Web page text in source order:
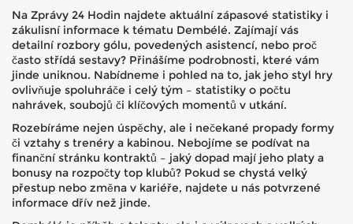
Na Zprávy 24 Hodin najdete aktuální zápasové statistiky i
zákulisní informace k tématu Dembélé. Zajímají vás
detailní rozbory gólu, povedených asistencí, nebo proč
často střídá sestavy? Přinášíme podrobnosti, které vám
jinde uniknou. Nabídneme i pohled na to, jak jeho styl hry
ovlivňuje spoluhráče i celý tým – statistiky o počtu
nahrávek, soubojů či klíčových momentů v utkání.
Rozebíráme nejen úspěchy, ale i nečekané propady formy
či vztahy s trenéry a kabinou. Nebojíme se podívat na
finanční stránku kontraktů – jaký dopad mají jeho platy a
bonusy na rozpočty top klubů? Pokud se chystá velký
přestup nebo změna v kariéře, najdete u nás potvrzené
informace dřív než jinde.